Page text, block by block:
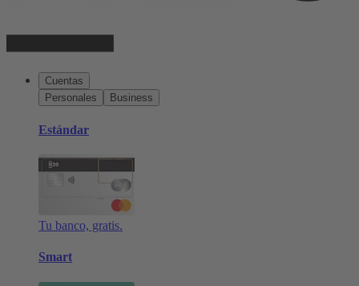
Cuentas
Personales
Business
Estándar
Tu banco, gratis.
Smart